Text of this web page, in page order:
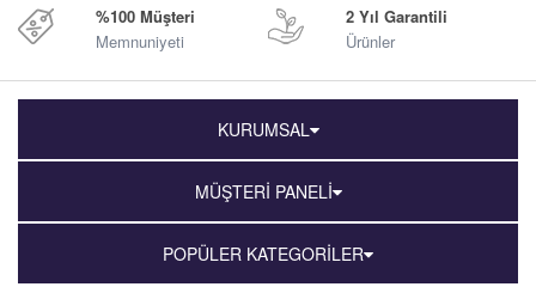
%100 Müşteri
Memnuniyeti
2 Yıl Garantili
Ürünler
KURUMSAL
MÜŞTERİ PANELİ
POPÜLER KATEGORİLER